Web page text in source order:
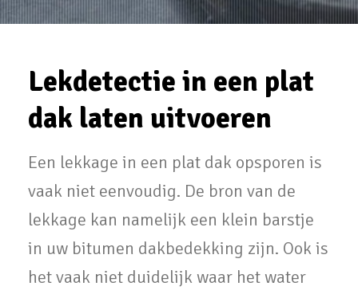
Lekdetectie in een plat
dak laten uitvoeren
Een lekkage in een plat dak opsporen is
vaak niet eenvoudig. De bron van de
lekkage kan namelijk een klein barstje
in uw bitumen dakbedekking zijn. Ook is
het vaak niet duidelijk waar het water